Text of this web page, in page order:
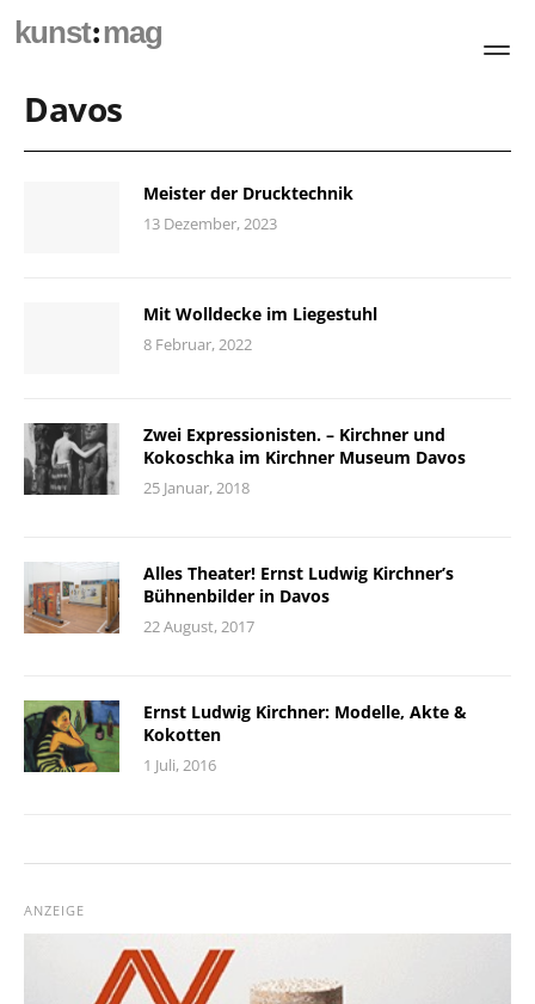
kunst:mag
Davos
Meister der Drucktechnik
13 Dezember, 2023
Mit Wolldecke im Liegestuhl
8 Februar, 2022
Zwei Expressionisten. – Kirchner und
Kokoschka im Kirchner Museum Davos
25 Januar, 2018
Alles Theater! Ernst Ludwig Kirchner’s
Bühnenbilder in Davos
22 August, 2017
Ernst Ludwig Kirchner: Modelle, Akte &
Kokotten
1 Juli, 2016
ANZEIGE